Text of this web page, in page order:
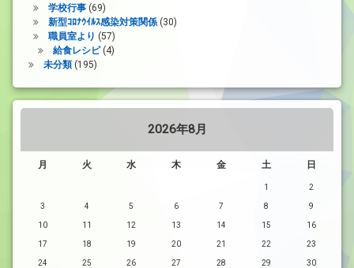
学校行事(69)
新型ｺﾛﾅｳｲﾙｽ感染対策関係(30)
職員室より (57)
給食レシピ(4)
未分類(195)
2026年8月
月 火 水 木 金 土 日
1 2
3 4 5 6 7 8 9
10 11 12 13 14 15 16
17 18 19 20 21 22 23
24 25 26 27 28 29 30